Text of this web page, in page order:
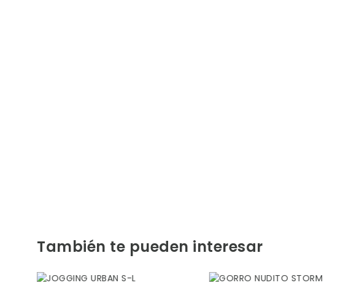
También te pueden interesar